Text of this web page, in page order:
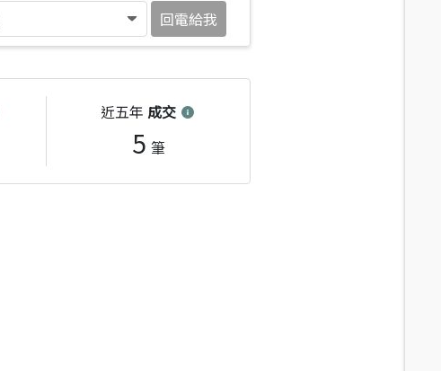
回電給我
近五年 成交
5 筆